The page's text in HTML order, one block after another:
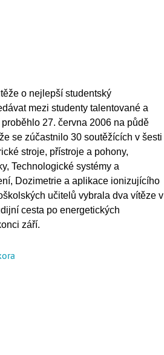
o nejlepší studentský
mezi studenty talentované a
27. června 2006 na půdě
se zúčastnilo 30 soutěžících v šesti
stroje, přístroje a pohony,
Technologické systémy a
Dozimetrie a aplikace ionizujícího
učitelů vybrala dva vítěze v
cesta po energetických
září.